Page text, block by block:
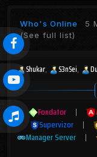
Who's Online 5
(See full list)
Shukar S3nSei
Fondator |
Supervizor
|
Manager Server
|